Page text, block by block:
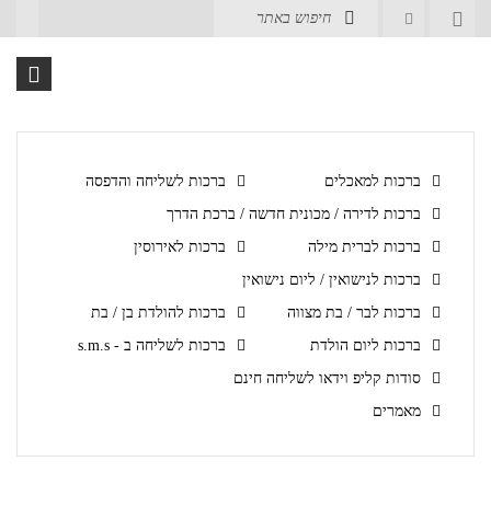
ברכות למאכלים
ברכות לשליחה והדפסה
ברכות לדירה / מכונית חדשה / ברכת הדרך
ברכות לברית מילה
ברכות לאירוסין
ברכות לנישואין / ליום נישואין
ברכות לבר / בת מצווה
ברכות להולדת בן / בת
ברכות ליום הולדת
ברכות לשליחה ב - s.m.s
סודות קליפ וידאו לשליחה חינם
מאמרים